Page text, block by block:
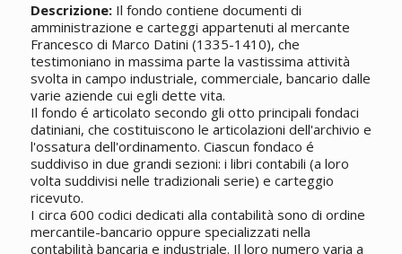
Descrizione:Il fondo contiene documenti di
amministrazione e carteggi appartenuti al mercante
Francesco di Marco Datini (1335-1410), che
testimoniano in massima parte la vastissima attività
svolta in campo industriale, commerciale, bancario dalle
varie aziende cui egli dette vita.
Il fondo é articolato secondo gli otto principali fondaci
datiniani, che costituiscono le articolazioni dell'archivio e
l'ossatura dell'ordinamento. Ciascun fondaco é
suddiviso in due grandi sezioni: i libri contabili (a loro
volta suddivisi nelle tradizionali serie) e carteggio
ricevuto.
I circa 600 codici dedicati alla contabilità sono di ordine
mercantile-bancario oppure specializzati nella
contabilità bancaria e industriale. Il loro numero varia a